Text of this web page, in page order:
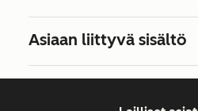
Asiaan liittyvä sisältö